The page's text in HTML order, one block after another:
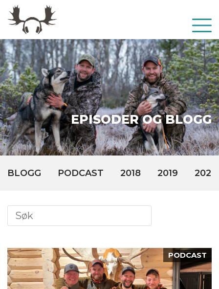
EPISODER OG BLOGG
BLOGG PODCAST 2018 2019 2020
PODCAST